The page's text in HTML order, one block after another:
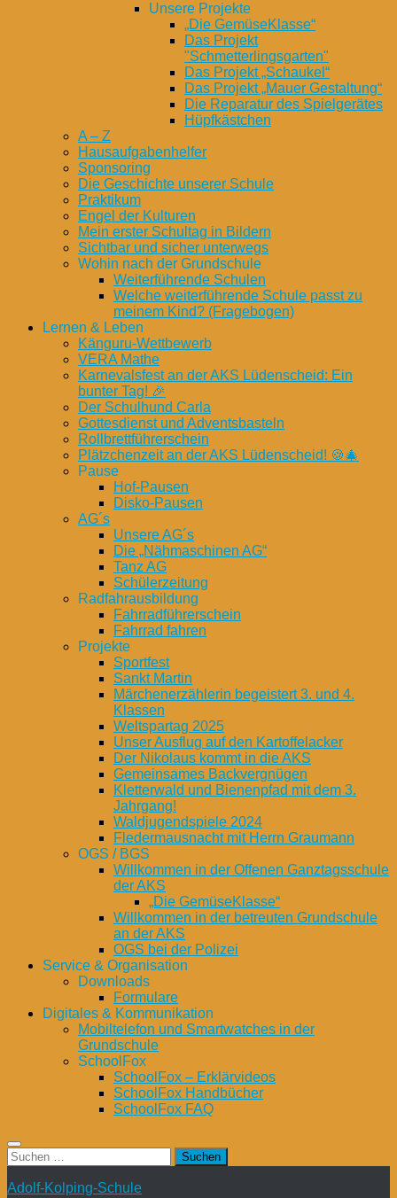
Unsere Projekte
„Die GemüseKlasse“
Das Projekt
"Schmetterlingsgarten"
Das Projekt „Schaukel“
Das Projekt „Mauer Gestaltung“
Die Reparatur des Spielgerätes
Hüpfkästchen
A – Z
Hausaufgabenhelfer
Sponsoring
Die Geschichte unserer Schule
Praktikum
Engel der Kulturen
Mein erster Schultag in Bildern
Sichtbar und sicher unterwegs
Wohin nach der Grundschule
Weiterführende Schulen
Welche weiterführende Schule passt zu
meinem Kind? (Fragebogen)
Lernen & Leben
Känguru-Wettbewerb
VERA Mathe
Karnevalsfest an der AKS Lüdenscheid: Ein
bunter Tag! 🎉
Der Schulhund Carla
Gottesdienst und Adventsbasteln
Rollbrettführerschein
Plätzchenzeit an der AKS Lüdenscheid! 🍪🎄
Pause
Hof-Pausen
Disko-Pausen
AG´s
Unsere AG´s
Die „Nähmaschinen AG“
Tanz AG
Schülerzeitung
Radfahrausbildung
Fahrradführerschein
Fahrrad fahren
Projekte
Sportfest
Sankt Martin
Märchenerzählerin begeistert 3. und 4.
Klassen
Weltspartag 2025
Unser Ausflug auf den Kartoffelacker
Der Nikolaus kommt in die AKS
Gemeinsames Backvergnügen
Kletterwald und Bienenpfad mit dem 3.
Jahrgang!
Waldjugendspiele 2024
Fledermausnacht mit Herrn Graumann
OGS / BGS
Willkommen in der Offenen Ganztagsschule
der AKS
„Die GemüseKlasse“
Willkommen in der betreuten Grundschule
an der AKS
OGS bei der Polizei
Service & Organisation
Downloads
Formulare
Digitales & Kommunikation
Mobiltelefon und Smartwatches in der
Grundschule
SchoolFox
SchoolFox – Erklärvideos
SchoolFox Handbücher
SchoolFox FAQ
Suchen
nach:
Adolf-Kolping-Schule